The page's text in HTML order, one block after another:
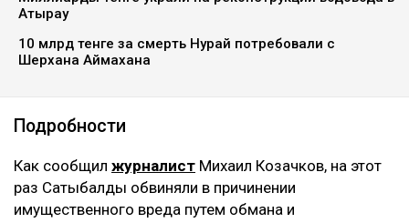
Бывшую жену племянника Нурсултана Назарбаева
четвертому уголовному делу. Новый срок ей не
добавили - ранее назначенные 12 лет лишения
свободы остались без изменений. Однако суд